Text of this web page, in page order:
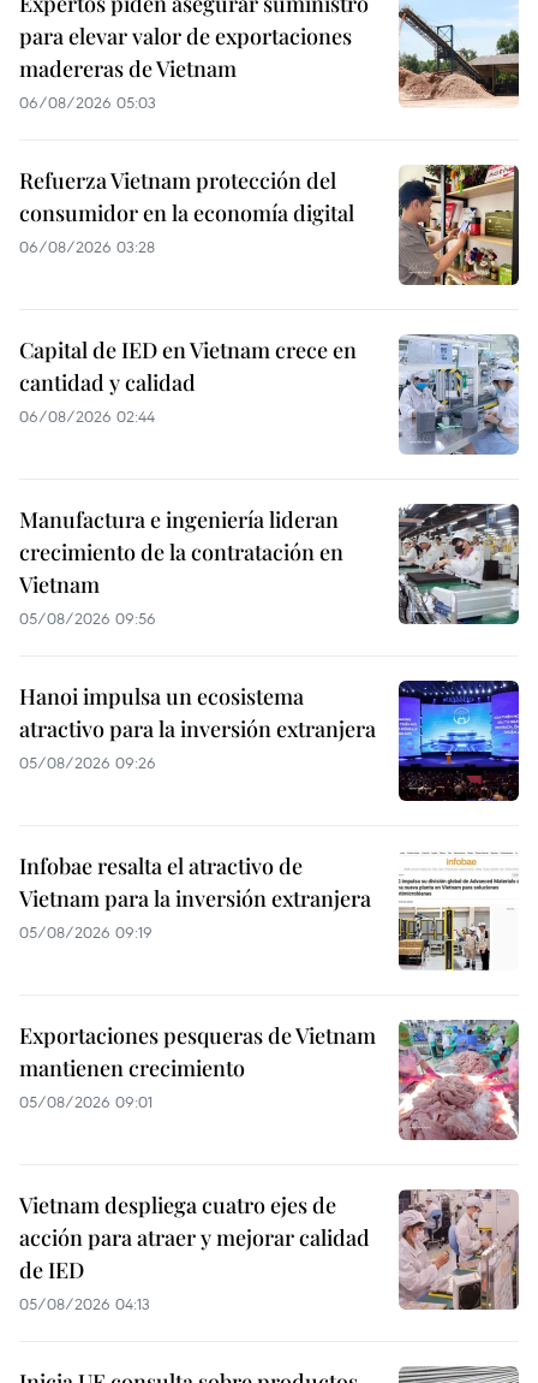
para elevar valor de exportaciones
madereras de Vietnam
06/08/2026 05:03
Refuerza Vietnam protección del
consumidor en la economía digital
06/08/2026 03:28
Capital de IED en Vietnam crece en
cantidad y calidad
06/08/2026 02:44
Manufactura e ingeniería lideran
crecimiento de la contratación en
Vietnam
05/08/2026 09:56
Hanoi impulsa un ecosistema
atractivo para la inversión extranjera
05/08/2026 09:26
Infobae resalta el atractivo de
Vietnam para la inversión extranjera
05/08/2026 09:19
Exportaciones pesqueras de Vietnam
mantienen crecimiento
05/08/2026 09:01
Vietnam despliega cuatro ejes de
acción para atraer y mejorar calidad
de IED
05/08/2026 04:13